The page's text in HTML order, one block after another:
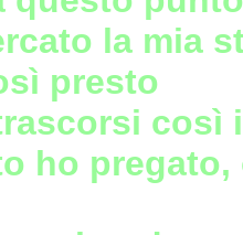
la mia
presto
così
ho